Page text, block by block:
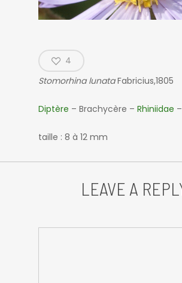
4
Stomorhina lunataFabricius,1805
Diptère – Brachycère – Rhiniidae
taille : 8 à 12 mm
LEAVE A